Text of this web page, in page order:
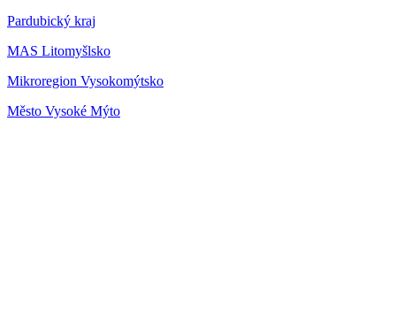
Pardubický kraj
MAS Litomyšlsko
Mikroregion Vysokomýtsko
Město Vysoké Mýto